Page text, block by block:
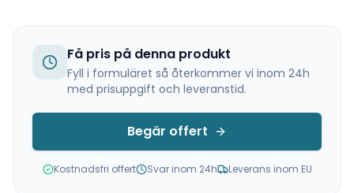
Få pris på denna produkt
Fyll i formuläret så återkommer vi inom 24h
med prisuppgift och leveranstid.
Begär offert
Kostnadsfri offert Svar inom 24h Leverans inom EU